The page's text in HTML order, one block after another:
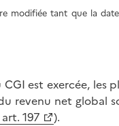
modifiée tant que la
est exercée, les
revenu net global
197
).